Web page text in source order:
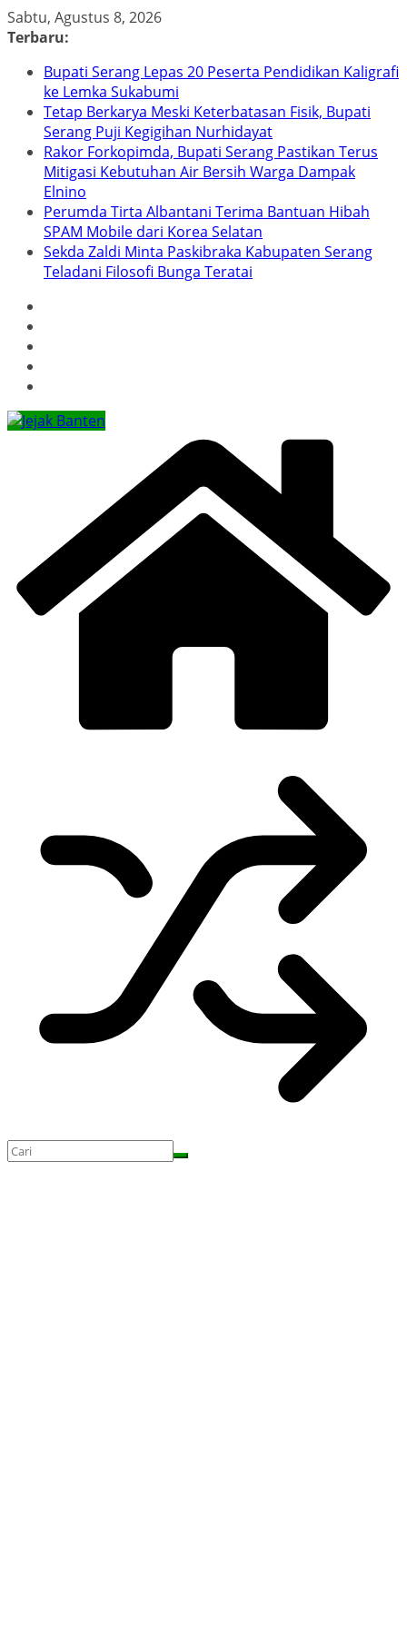
Skip
to
Sabtu, Agustus 8, 2026
Terbaru:
Bupati Serang Lepas 20 Peserta Pendidikan Kaligrafi
ke Lemka Sukabumi
Tetap Berkarya Meski Keterbatasan Fisik, Bupati
Serang Puji Kegigihan Nurhidayat
Rakor Forkopimda, Bupati Serang Pastikan Terus
Mitigasi Kebutuhan Air Bersih Warga Dampak
Elnino
Perumda Tirta Albantani Terima Bantuan Hibah
SPAM Mobile dari Korea Selatan
Sekda Zaldi Minta Paskibraka Kabupaten Serang
Teladani Filosofi Bunga Teratai